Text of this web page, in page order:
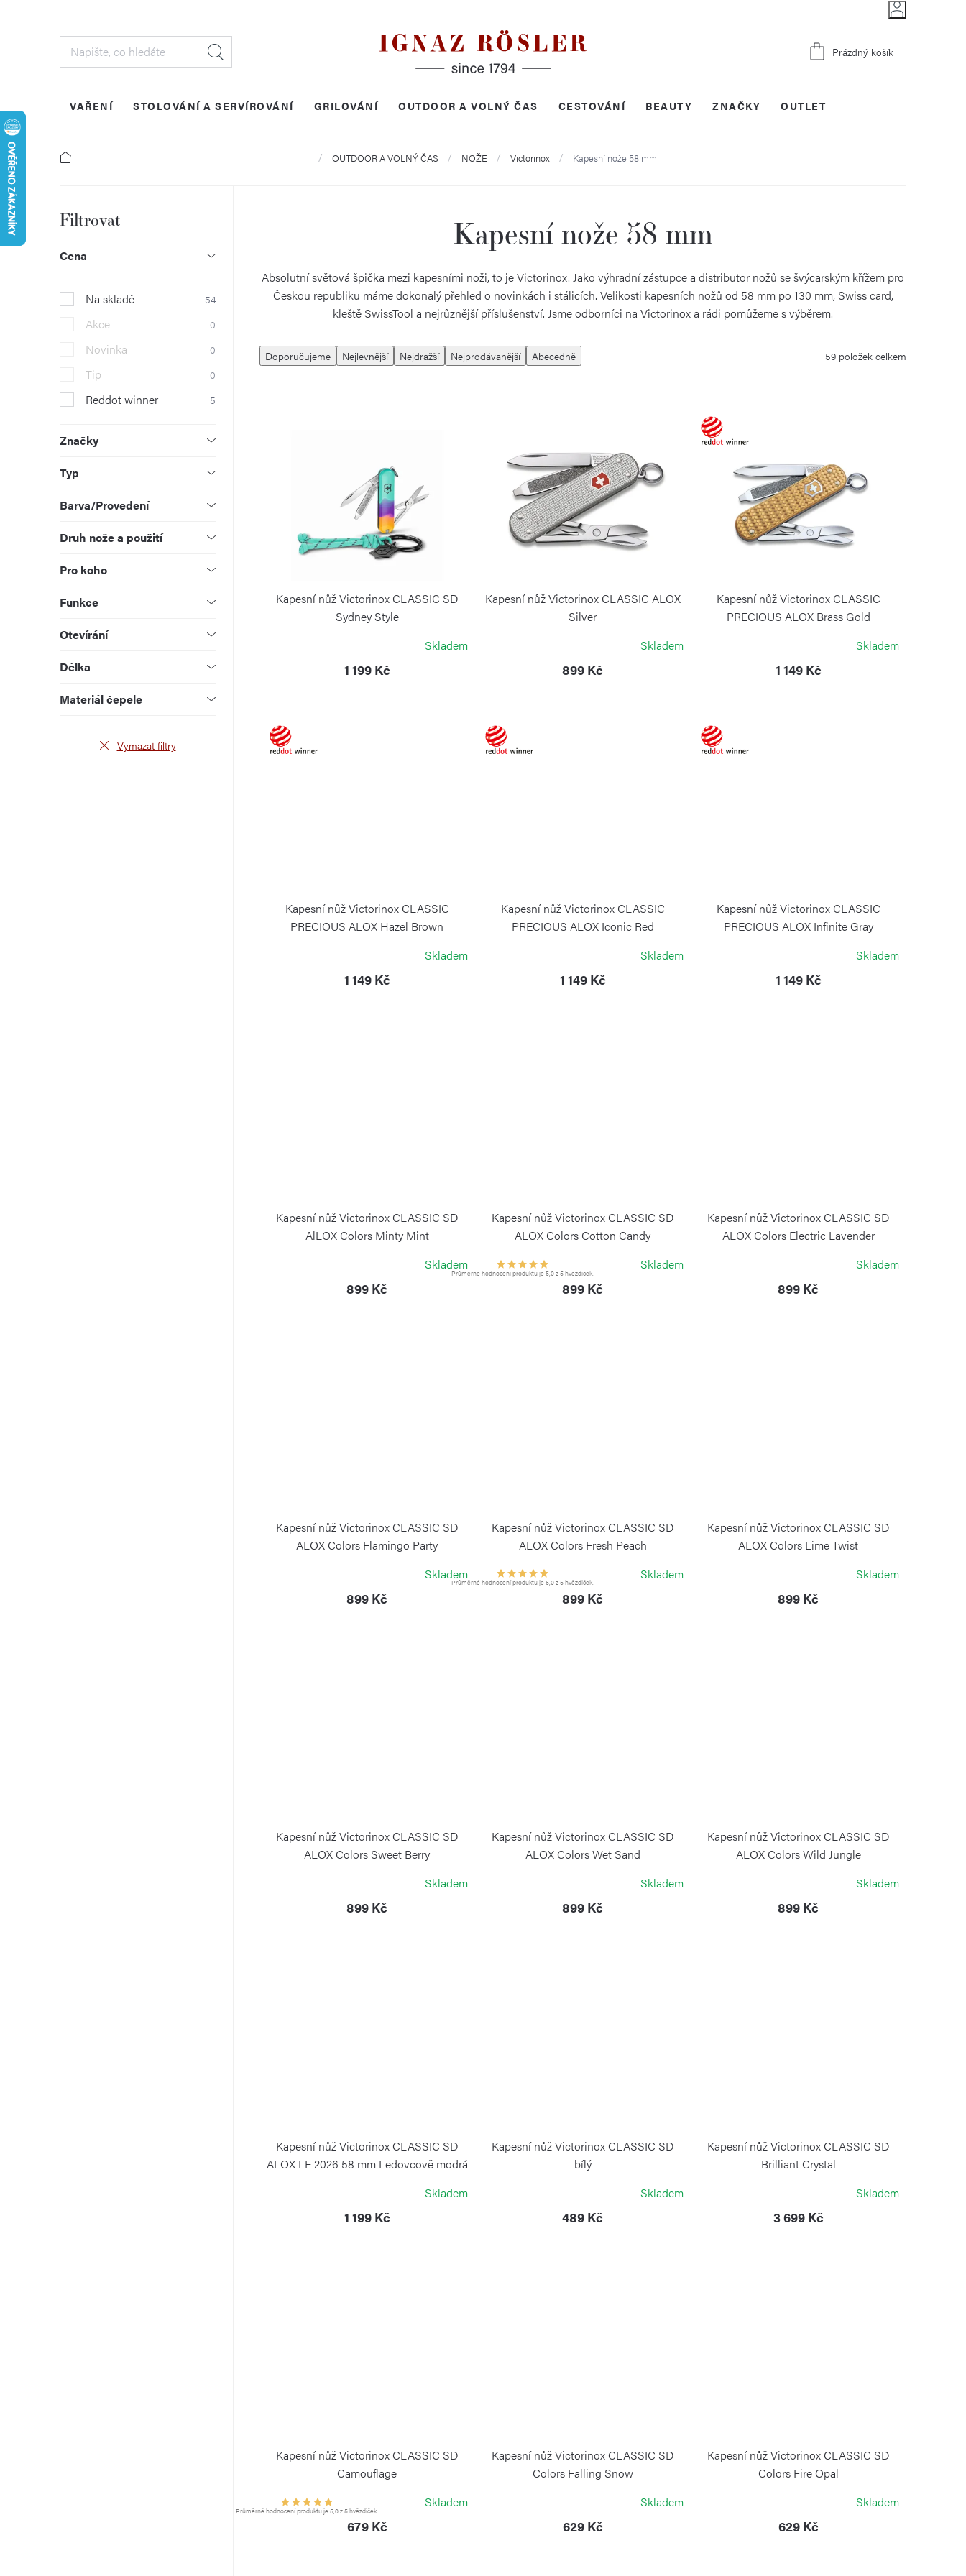
Nákupní
Prázdný košík
VAŘENÍ STOLOVÁNÍ A SERVÍROVÁNÍ GRILOVÁNÍ OUTDOOR A VOLNÝ ČAS CESTOVÁNÍ BEAUTY OUTLET
ZNAČKY
DomůOUTDOOR A VOLNÝ ČAS NOŽE Victorinox Kapesní nože 58 mm
P
o
s
t
n
n
í
p
a
l
Cena
Na skladě 54
Akce 0
Novinka 0
Tip 0
Reddot winner 5
Značky
Typ
Barva/Provedení
Druh nože a použití
Pro koho
Funkce
Otevírání
Délka
Materiál čepele
Vymazat filtry
Kapesní nože 58 mm
Absolutní světová špička mezi kapesními noži, to je Victorinox. Jako výhradní zástupce a distributor nožů se švýcarským křížem pro
Českou republiku máme dokonalý přehled o novinkách i stálicích. Velikosti kapesních nožů od 58 mm po 130 mm, Swiss card,
kleště SwissTool a nejrůznější příslušenství. Jsme odborníci na Victorinox a rádi pomůžeme s výběrem.
Ř
ů
Doporučujeme Nejlevnější Nejdražší Nejprodávanější Abecedně 59 položek celkem
Kapesní nůž Victorinox CLASSIC SD
Sydney Style
Skladem
1 199 Kč
Kapesní nůž Victorinox CLASSIC ALOX
Silver
Skladem
899 Kč
Kapesní nůž Victorinox CLASSIC
PRECIOUS ALOX Brass Gold
Skladem
1 149 Kč
Kapesní nůž Victorinox CLASSIC
PRECIOUS ALOX Hazel Brown
Skladem
1 149 Kč
Kapesní nůž Victorinox CLASSIC
PRECIOUS ALOX Iconic Red
Skladem
1 149 Kč
Kapesní nůž Victorinox CLASSIC
PRECIOUS ALOX Infinite Gray
Skladem
1 149 Kč
Kapesní nůž Victorinox CLASSIC SD
AlLOX Colors Minty Mint
Skladem
899 Kč
Kapesní nůž Victorinox CLASSIC SD
ALOX Colors Cotton Candy
Průměrné hodnocení produktu je 5,0 z 5 hvězdiček.
Skladem
899 Kč
Kapesní nůž Victorinox CLASSIC SD
ALOX Colors Electric Lavender
Skladem
899 Kč
Kapesní nůž Victorinox CLASSIC SD
ALOX Colors Flamingo Party
Skladem
899 Kč
Kapesní nůž Victorinox CLASSIC SD
ALOX Colors Fresh Peach
Průměrné hodnocení produktu je 5,0 z 5 hvězdiček.
Skladem
899 Kč
Kapesní nůž Victorinox CLASSIC SD
ALOX Colors Lime Twist
Skladem
899 Kč
Kapesní nůž Victorinox CLASSIC SD
ALOX Colors Sweet Berry
Skladem
899 Kč
Kapesní nůž Victorinox CLASSIC SD
ALOX Colors Wet Sand
Skladem
899 Kč
Kapesní nůž Victorinox CLASSIC SD
ALOX Colors Wild Jungle
Skladem
899 Kč
Kapesní nůž Victorinox CLASSIC SD
ALOX LE 2026 58 mm Ledovcově modrá
Skladem
1 199 Kč
Kapesní nůž Victorinox CLASSIC SD
bílý
Skladem
489 Kč
Kapesní nůž Victorinox CLASSIC SD
Brilliant Crystal
Skladem
3 699 Kč
Kapesní nůž Victorinox CLASSIC SD
Camouflage
Průměrné hodnocení produktu je 5,0 z 5 hvězdiček.
Skladem
679 Kč
Kapesní nůž Victorinox CLASSIC SD
Colors Falling Snow
Skladem
629 Kč
Kapesní nůž Victorinox CLASSIC SD
Colors Fire Opal
Skladem
629 Kč